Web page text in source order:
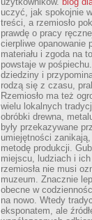
uczyć, jak spokojnie
treści, a rzemiosło
prawdę o pracy
cierpliwe opanowanie
materiału i zgoda na
powstaje w
dziedziny i
rodzą się z czasu,
Rzemiosło ma też
wielu lokalnych
obróbki drewna,
były przekazywane
umiejętności
metodę produkcji.
miejscu, ludziach i
rzemiosła nie musi
muzeum. Znacznie
obecne w
na nowo. Wtedy
eksponatem, ale